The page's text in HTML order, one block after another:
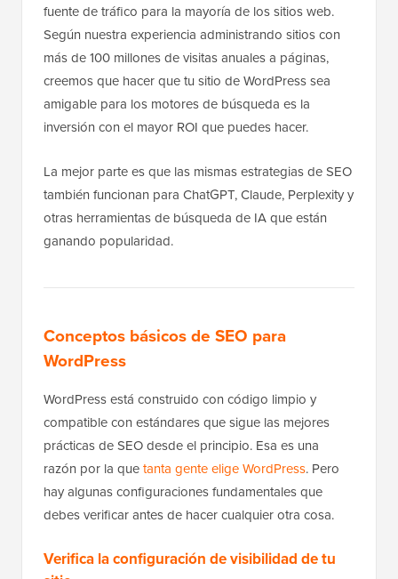
fuente de tráfico para la mayoría de los sitios web.
Según nuestra experiencia administrando sitios con
más de 100 millones de visitas anuales a páginas,
creemos que hacer que tu sitio de WordPress sea
amigable para los motores de búsqueda es la
inversión con el mayor ROI que puedes hacer.
La mejor parte es que las mismas estrategias de SEO
también funcionan para ChatGPT, Claude, Perplexity y
otras herramientas de búsqueda de IA que están
ganando popularidad.
Conceptos básicos de SEO para
WordPress
WordPress está construido con código limpio y
compatible con estándares que sigue las mejores
prácticas de SEO desde el principio. Esa es una
razón por la quetanta gente elige WordPress. Pero
hay algunas configuraciones fundamentales que
debes verificar antes de hacer cualquier otra cosa.
Verifica la configuración de visibilidad de tu